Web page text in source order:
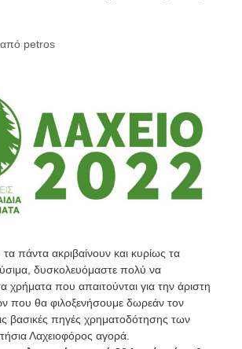
από petros
πάντα ακριβαίνουν και κυρίως τα
δυσκολευόμαστε πολύ να
χρήματα που απαιτούνται για την άριστη
που θα φιλοξενήσουμε δωρεάν τον
βασικές πηγές χρηματοδότησης των
Λαχειοφόρος αγορά.